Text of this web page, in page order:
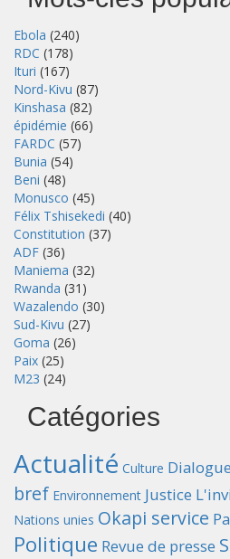
Ebola (240)
RDC (178)
Ituri (167)
Nord-Kivu (87)
Kinshasa (82)
épidémie (66)
FARDC (57)
Bunia (54)
Beni (48)
Monusco (45)
Félix Tshisekedi (40)
Constitution (37)
ADF (36)
Maniema (32)
Rwanda (31)
Wazalendo (30)
Sud-Kivu (27)
Goma (26)
Paix (25)
M23 (24)
Catégories
Actualité Culture
bref Environnement Justice
Nations unies Okapi service
Politique Revue de presse